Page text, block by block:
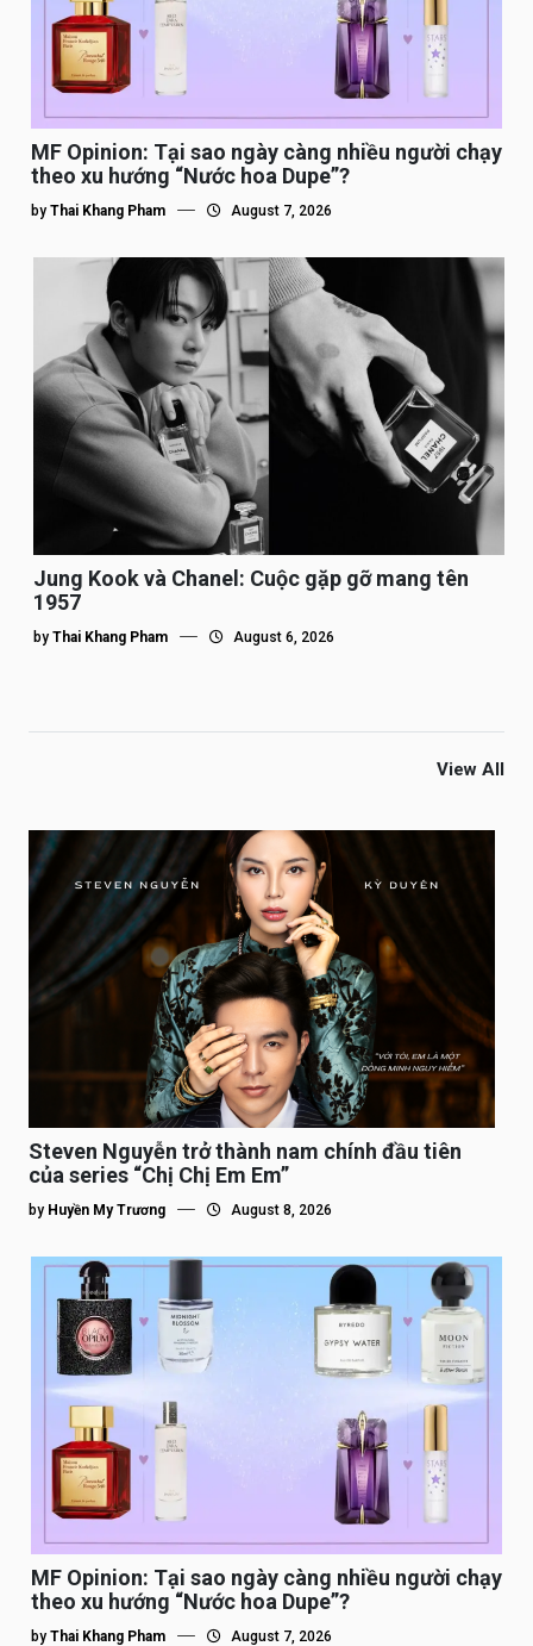
MF Opinion: Tại sao ngày càng nhiều người chạy
theo xu hướng “Nước hoa Dupe”?
by Thai Khang Pham August 7, 2026
Jung Kook và Chanel: Cuộc gặp gỡ mang tên
1957
by Thai Khang Pham August 6, 2026
View All
Steven Nguyễn trở thành nam chính đầu tiên
của series “Chị Chị Em Em”
by Huyền My Trương August 8, 2026
MF Opinion: Tại sao ngày càng nhiều người chạy
theo xu hướng “Nước hoa Dupe”?
by Thai Khang Pham August 7, 2026